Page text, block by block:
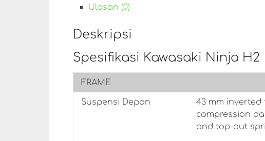
Ulasan (0)
Deskripsi
Spesifikasi Kawasaki Ninja H2
FRAME
Suspensi Depan
43 mm
compression
and top-out